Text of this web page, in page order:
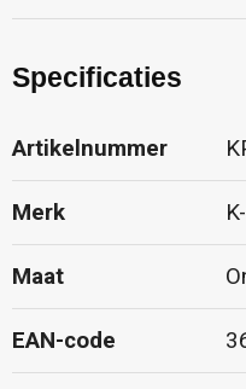
Specificaties
Artikelnummer
Merk
Maat
EAN-code